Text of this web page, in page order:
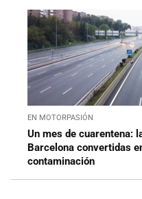
EN MOTORPASIÓN
Un mes de cuarentena:
Barcelona convertidas
contaminación